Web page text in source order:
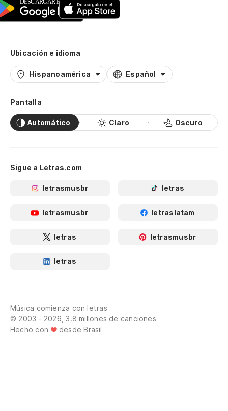
Ubicación e idioma
Hispanoamérica Español
Pantalla
Automático Claro Oscuro
Sigue a Letras.com
letrasmusbr letras
letrasmusbr letraslatam
letras letrasmusbr
letras
Música comienza con letras
© 2003 - 2026, 3.8 millones de canciones
Hecho con
desde Brasil